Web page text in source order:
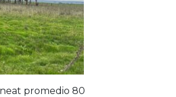
promedio 80